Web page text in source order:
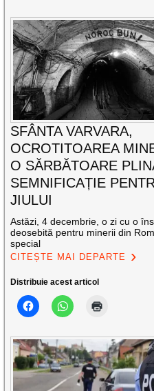
SFÂNTA VARVARA,
OCROTITOAREA
O SĂRBĂTOARE
SEMNIFICAȚIE
JIULUI
Astăzi, 4 decembrie, o zi cu o
deosebită pentru minerii din
special
CITEȘTE MAI DEPARTE
Distribuie acest articol